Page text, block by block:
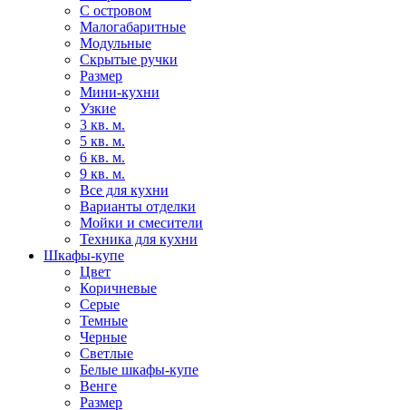
С островом
Малогабаритные
Модульные
Скрытые ручки
Размер
Мини-кухни
Узкие
3 кв. м.
5 кв. м.
6 кв. м.
9 кв. м.
Все для кухни
Варианты отделки
Мойки и смесители
Техника для кухни
Шкафы-купе
Цвет
Коричневые
Серые
Темные
Черные
Светлые
Белые шкафы-купе
Венге
Размер